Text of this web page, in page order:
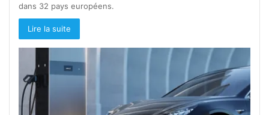
dans 32 pays européens.
Lire la suite